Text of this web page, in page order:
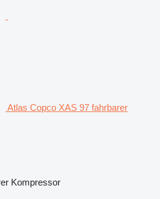
Atlas Copco XAS 97 fahrbarer
Kompressor